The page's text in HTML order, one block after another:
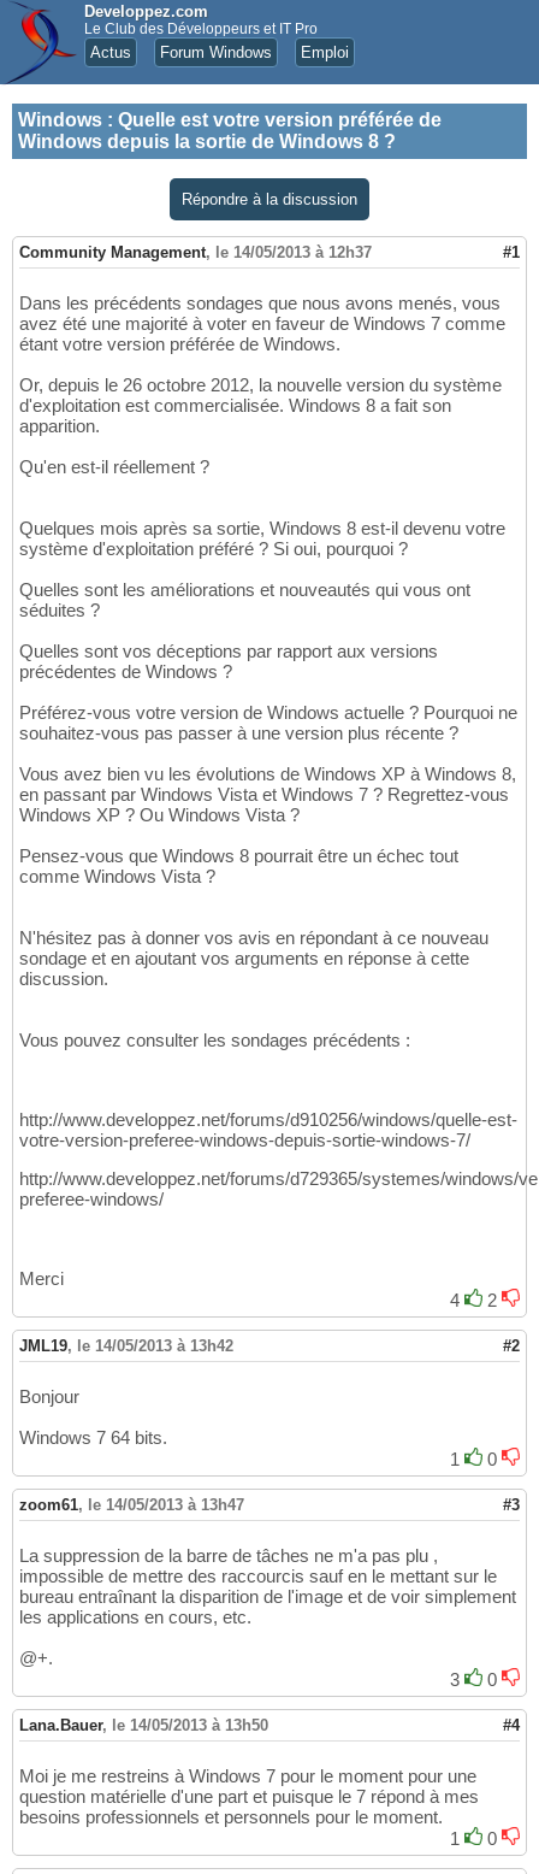
Developpez.com
Le Club des Développeurs et IT Pro
Actus Forum Windows Emploi
Windows : Quelle est votre version préférée de
Windows depuis la sortie de Windows 8 ?
Répondre à la discussion
Community Management, le 14/05/2013 à 12h37 #1
Dans les précédents sondages que nous avons menés, vous
avez été une majorité à voter en faveur de Windows 7 comme
étant votre version préférée de Windows.
Or, depuis le 26 octobre 2012, la nouvelle version du système
d'exploitation est commercialisée. Windows 8 a fait son
apparition.
Qu'en est-il réellement ?
Quelques mois après sa sortie, Windows 8 est-il devenu votre
système d'exploitation préféré ? Si oui, pourquoi ?
Quelles sont les améliorations et nouveautés qui vous ont
séduites ?
Quelles sont vos déceptions par rapport aux versions
précédentes de Windows ?
Préférez-vous votre version de Windows actuelle ? Pourquoi ne
souhaitez-vous pas passer à une version plus récente ?
Vous avez bien vu les évolutions de Windows XP à Windows 8,
en passant par Windows Vista et Windows 7 ? Regrettez-vous
Windows XP ? Ou Windows Vista ?
Pensez-vous que Windows 8 pourrait être un échec tout
comme Windows Vista ?
N'hésitez pas à donner vos avis en répondant à ce nouveau
sondage et en ajoutant vos arguments en réponse à cette
discussion.
Vous pouvez consulter les sondages précédents :
http://www.developpez.net/forums/d910256/windows/quelle-est-
votre-version-preferee-windows-depuis-sortie-windows-7/
http://www.developpez.net/forums/d729365/systemes/windows/
preferee-windows/
Merci
4
2
JML19, le 14/05/2013 à 13h42 #2
Bonjour
Windows 7 64 bits.
1
0
zoom61, le 14/05/2013 à 13h47 #3
La suppression de la barre de tâches ne m'a pas plu ,
impossible de mettre des raccourcis sauf en le mettant sur le
bureau entraînant la disparition de l'image et de voir simplement
les applications en cours, etc.
@+.
3
0
Lana.Bauer, le 14/05/2013 à 13h50 #4
Moi je me restreins à Windows 7 pour le moment pour une
question matérielle d'une part et puisque le 7 répond à mes
besoins professionnels et personnels pour le moment.
1
0